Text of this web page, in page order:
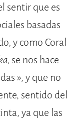
sentir que es
basadas
y como Coral
se nos hace
», y que no
sentido del
ya que las